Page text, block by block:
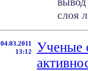
слоя
04.03.2011
13:12
Ученые